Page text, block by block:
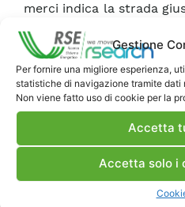
Gestione
Per fornire una migliore esperienza,
statistiche di navigazione tramite
Non viene fatto uso di cookie per la
Accetta
Accetta solo i
merci indica la strada
ha dichiarato nel suo
Amministratore
Logistica.
investimento di oltre 1
per elettrificare la rete
partner di consegna,
anni. Affinché un
realizzarsi serve
pubblico e privato e